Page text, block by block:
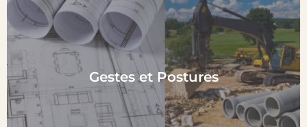
Gestes et Postures
En Savoir plus